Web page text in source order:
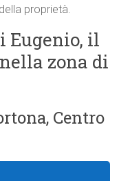
proprietà.
Eugenio, il
zona di
Centro